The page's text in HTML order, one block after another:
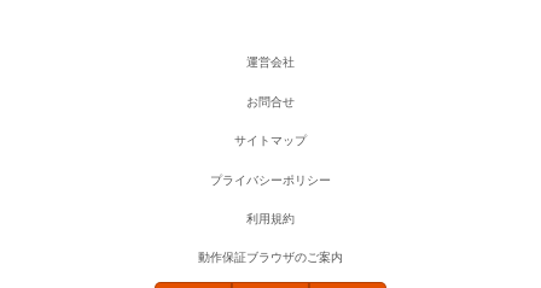
運営会社
お問合せ
サイトマップ
プライバシーポリシー
利用規約
動作保証ブラウザのご案内